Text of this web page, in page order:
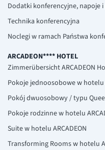
Dodatki konferencyjne, napoje i
Technika konferencyjna
Noclegi w ramach Państwa
ARCADEON**** HOTEL
Zimmerübersicht ARCADEON
Pokoje jednoosobowe w hotelu
Pokój dwuosobowy / typu
Pokoje rodzinne w hotelu
Suite w hotelu ARCADEON
Transforming Rooms w hotelu